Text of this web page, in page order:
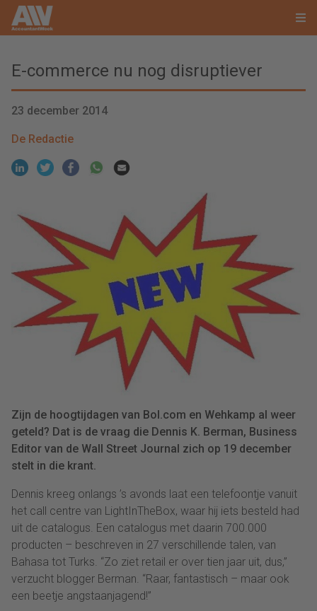
E-commerce nu nog disruptiever
23 december 2014
De Redactie
Zijn de hoogtijdagen van Bol.com en Wehkamp al weer
geteld? Dat is de vraag die Dennis K. Berman, Business
Editor van de Wall Street Journal zich op 19 december
stelt in die krant.
Dennis kreeg onlangs ’s avonds laat een telefoontje vanuit
het call centre van LightInTheBox, waar hij iets besteld had
uit de catalogus. Een catalogus met daarin 700.000
producten – beschreven in 27 verschillende talen, van
Bahasa tot Turks. “Zo ziet retail er over tien jaar uit, dus,”
verzucht blogger Berman. “Raar, fantastisch – maar ook
een beetje angstaanjagend!”